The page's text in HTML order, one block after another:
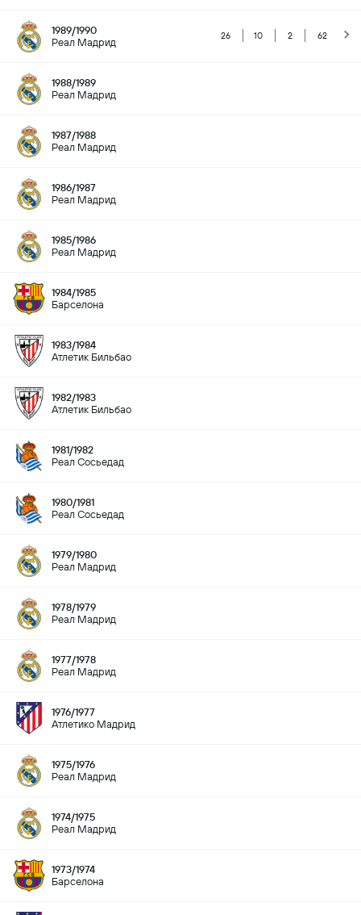
1989/1990
Реал Мадрид
26 10 2 62
1988/1989
Реал Мадрид
1987/1988
Реал Мадрид
1986/1987
Реал Мадрид
1985/1986
Реал Мадрид
1984/1985
Барселона
1983/1984
Атлетик Бильбао
1982/1983
Атлетик Бильбао
1981/1982
Реал Сосьедад
1980/1981
Реал Сосьедад
1979/1980
Реал Мадрид
1978/1979
Реал Мадрид
1977/1978
Реал Мадрид
1976/1977
Атлетико Мадрид
1975/1976
Реал Мадрид
1974/1975
Реал Мадрид
1973/1974
Барселона